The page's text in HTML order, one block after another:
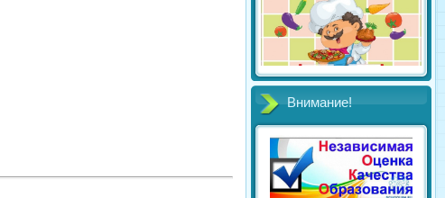
Внимание!